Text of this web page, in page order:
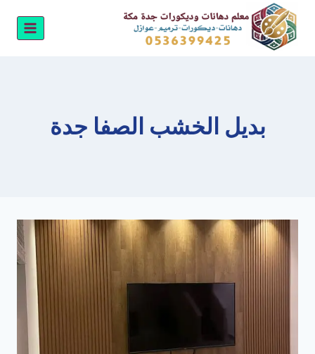
التجاوز
المحتوى
بديل الخشب الصفا جدة